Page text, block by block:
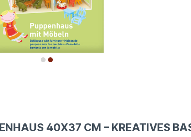
40X37 CM – KREATIVES